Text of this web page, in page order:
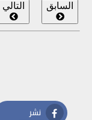
السابق التالي
نشر